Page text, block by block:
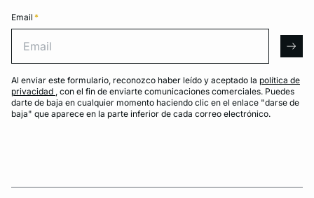
Email *
Al enviar este formulario, reconozco haber leído y aceptado la política de
privacidad , con el fin de enviarte comunicaciones comerciales. Puedes
darte de baja en cualquier momento haciendo clic en el enlace "darse de
baja" que aparece en la parte inferior de cada correo electrónico.